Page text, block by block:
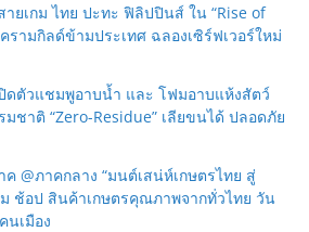
ายเกม ไทย ปะทะ ฟิลิปปินส์ ใน “Rise of
รามกิลด์ข้ามประเทศ ฉลองเซิร์ฟเวอร์ใหม่
ปิดตัวแชมพูอาบน้ำ และ โฟมอาบแห้งสัตว์
ชาติ “Zero-Residue” เลียขนได้ ปลอดภัย
@ภาคกลาง “มนต์เสน่ห์เกษตรไทย สู่
ช้อป สินค้าเกษตรคุณภาพจากทั่วไทย วัน
เมือง